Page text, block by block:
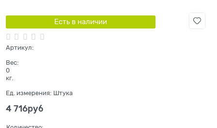
Есть в наличии
Артикул:
Вес:
0
кг.
Ед. измерения: Штука
4 716руб